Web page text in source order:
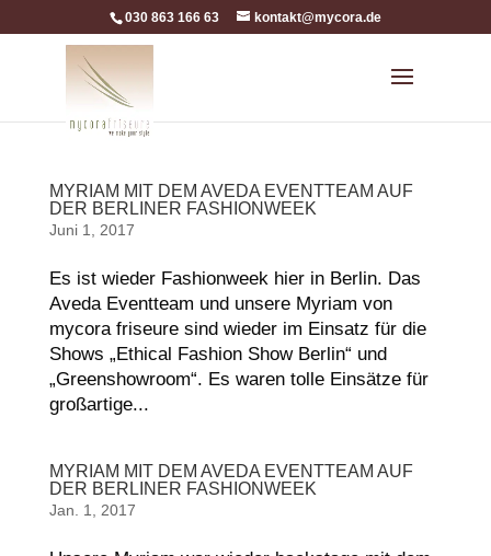
030 863 166 63 kontakt@mycora.de
MYRIAM MIT DEM AVEDA EVENTTEAM AUF
DER BERLINER FASHIONWEEK
Juni 1, 2017
Es ist wieder Fashionweek hier in Berlin. Das
Aveda Eventteam und unsere Myriam von
mycora friseure sind wieder im Einsatz für die
Shows „Ethical Fashion Show Berlin“ und
„Greenshowroom“. Es waren tolle Einsätze für
großartige...
MYRIAM MIT DEM AVEDA EVENTTEAM AUF
DER BERLINER FASHIONWEEK
Jan. 1, 2017